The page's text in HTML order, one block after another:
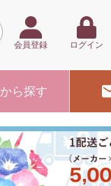
会員登録 ログイン
から探す